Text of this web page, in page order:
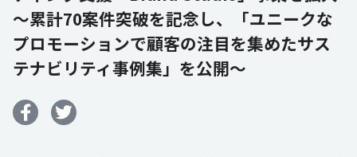
Company
IR
～累計70案件突破を記念し、「ユニークな
プロモーションで顧客の注目を集めたサス
テナビリティ事例集」を公開～